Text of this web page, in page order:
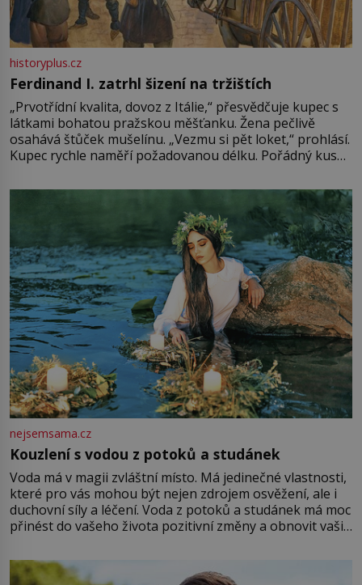
historyplus.cz
Ferdinand I. zatrhl šizení na tržištích
„Prvotřídní kvalita, dovoz z Itálie,“ přesvědčuje kupec s
látkami bohatou pražskou měšťanku. Žena pečlivě
osahává štůček mušelínu. „Vezmu si pět loket,“ prohlásí.
Kupec rychle naměří požadovanou délku. Pořádný kus
milostpaní. Stačí jenom na sukni,“ zhodnotí švadlena
množství růžového mušelínu. „Ošidili vás, podívejte.“
Vezme do ruky dřevěnou
nejsemsama.cz
Kouzlení s vodou z potoků a studánek
Voda má v magii zvláštní místo. Má jedinečné vlastnosti,
které pro vás mohou být nejen zdrojem osvěžení, ale i
duchovní síly a léčení. Voda z potoků a studánek má moc
přinést do vašeho života pozitivní změny a obnovit vaši
můžete obohatit své rituály a přinést do svého života
větší harmonii a klid. Je důležité